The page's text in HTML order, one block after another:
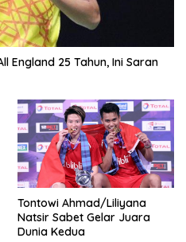
England 25 Tahun, Ini Saran
Tontowi Ahmad/Liliyana
Natsir Sabet Gelar Juara
Dunia Kedua